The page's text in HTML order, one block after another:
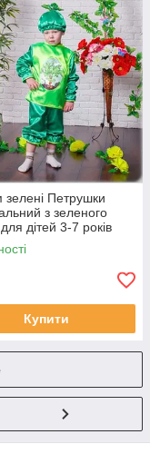
зелені Петрушки
з зеленого
дітей 3-7 років
Купити